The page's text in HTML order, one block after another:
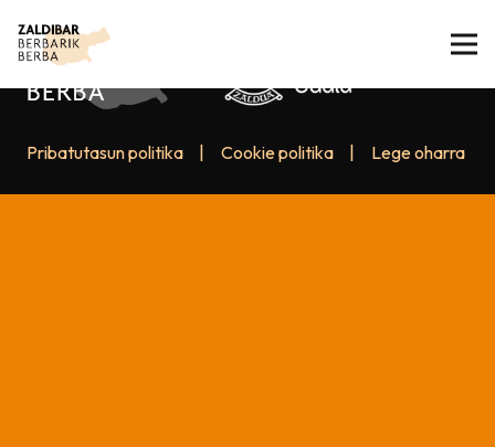
Pribatutasun politika Cookie politika Lege oharra